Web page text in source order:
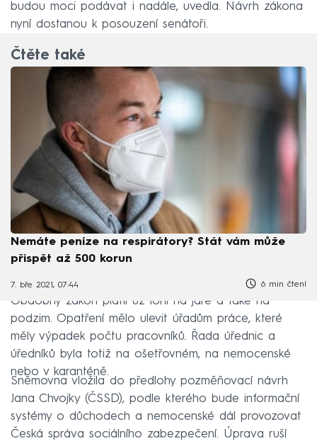
budou moci podávat i nadále, uvedla. Návrh zákona
nyní dostanou k posouzení senátoři.
Čtěte také
Nemáte peníze na respirátory? Stát vám může
přispět až 500 korun
7. bře 2021, 07:44 6 min čtení
Obdobný zákon platil už loni na jaře a také na
podzim. Opatření mělo ulevit úřadům práce, které
měly výpadek počtu pracovníků. Řada úřednic a
úředníků byla totiž na ošetřovném, na nemocenské
nebo v karanténě.
Sněmovna vložila do předlohy pozměňovací návrh
Jana Chvojky (ČSSD), podle kterého bude informační
systémy o důchodech a nemocenské dál provozovat
Česká správa sociálního zabezpečení. Úprava ruší